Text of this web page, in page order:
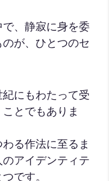
、静寂に身を委
が、ひとつのセ
にもわたって受
とでもありま
る作法に至るま
アイデンティテ
です。